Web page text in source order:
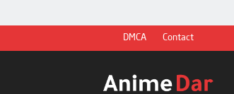
DMCA Contact